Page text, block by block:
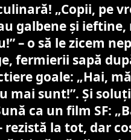
„Copii, pe
galbene și
– o să le zicem
fermierii sapă
goale: „Hai,
mai sunt!”. Și
ca un film SF:
rezistă la tot, dar